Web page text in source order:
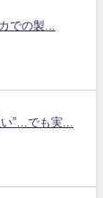
での製...
”…でも実...